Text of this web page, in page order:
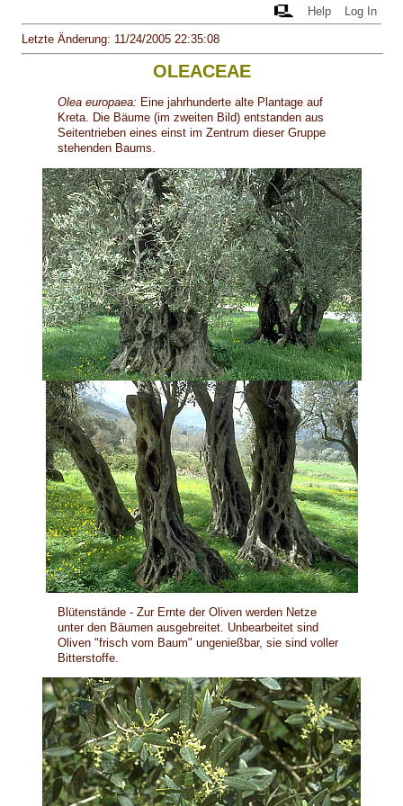
Help Log In
Letzte Änderung: 11/24/2005 22:35:08
OLEACEAE
Olea europaea: Eine jahrhunderte alte Plantage auf
Kreta. Die Bäume (im zweiten Bild) entstanden aus
Seitentrieben eines einst im Zentrum dieser Gruppe
stehenden Baums.
Blütenstände - Zur Ernte der Oliven werden Netze
unter den Bäumen ausgebreitet. Unbearbeitet sind
Oliven "frisch vom Baum" ungenießbar, sie sind voller
Bitterstoffe.